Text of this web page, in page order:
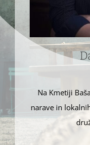
Na Kmetiji
narave in